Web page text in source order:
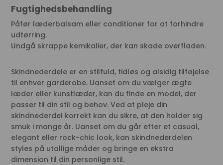
Fugtighedsbehandling
Påfør læderbalsam eller conditioner for at forhindre
udtørring.
Undgå skrappe kemikalier, der kan skade overfladen.
Skindnederdele er en stilfuld, tidløs og alsidig tilføjelse
til enhver garderobe. Uanset om du vælger ægte
læder eller kunstlæder, kan du finde en model, der
passer til din stil og behov. Ved at pleje din
skindnederdel korrekt kan du sikre, at den holder sig
smuk i mange år. Uanset om du går efter et casual,
elegant eller rock-chic look, kan skindnederdelen
styles på utallige måder og bringe en ekstra
dimension til din personlige stil.